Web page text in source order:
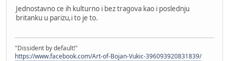
Jednostavno ce ih kulturno i bez tragova kao i poslednju
britanku u parizu,i to je to.
"Dissident by default!"
https://www.facebook.com/Art-of-Bojan-Vukic-396093920831839/